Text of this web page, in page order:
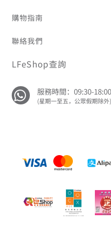
購物指南
聯絡我們
LFeShop查詢
服務時間：09:30-18:00
(星期一至五，公眾假期除外)